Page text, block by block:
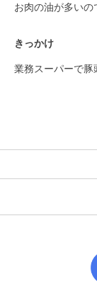
お肉の油が多い
きっかけ
業務スーパーで